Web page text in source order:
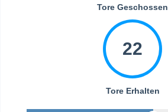
Tore Geschossen
22
Tore Erhalten